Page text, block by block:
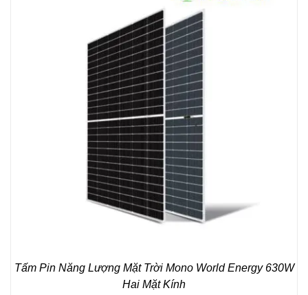
Tấm Pin Năng Lượng Mặt Trời Mono World Energy 630W
Hai Mặt Kính